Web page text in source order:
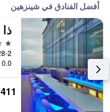
أفضل الفنادق في شينزهين
5 نجوم
0.0 كيلومتر عن وسط المدينة
411 ﷼